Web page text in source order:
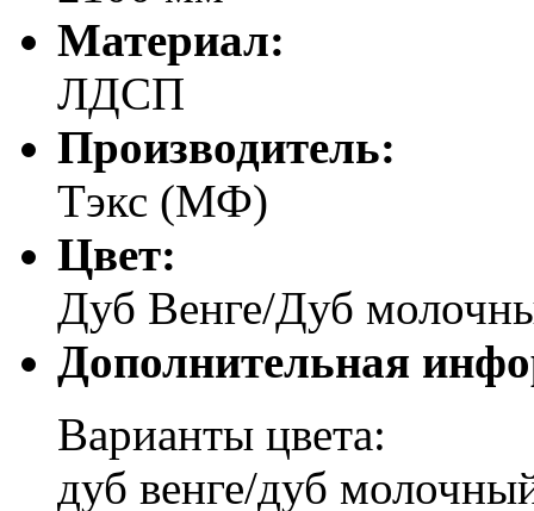
Материал:
ЛДСП
Производитель:
Тэкс (МФ)
Цвет:
Дуб Венге/Дуб
Дополнительная
Варианты цвета:
дуб венге/дуб